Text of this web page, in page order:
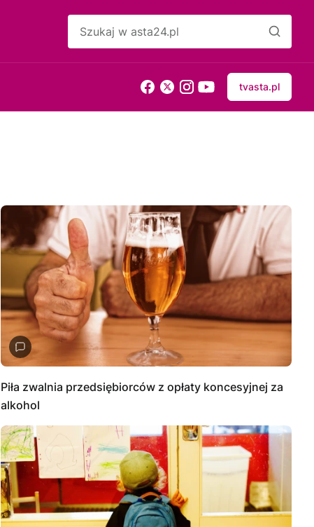
tvasta.pl
Piła zwalnia przedsiębiorców z opłaty koncesyjnej za
alkohol